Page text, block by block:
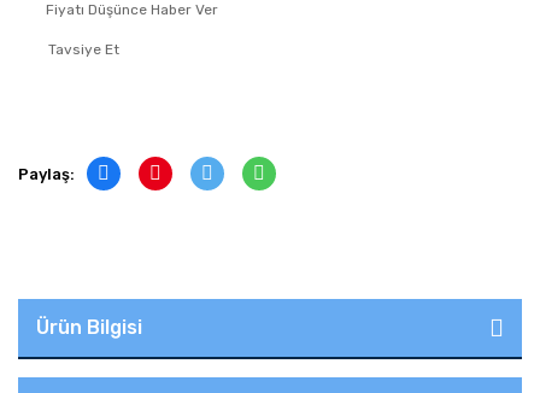
Fiyatı Düşünce Haber Ver
Tavsiye Et
Paylaş:
Ürün Bilgisi